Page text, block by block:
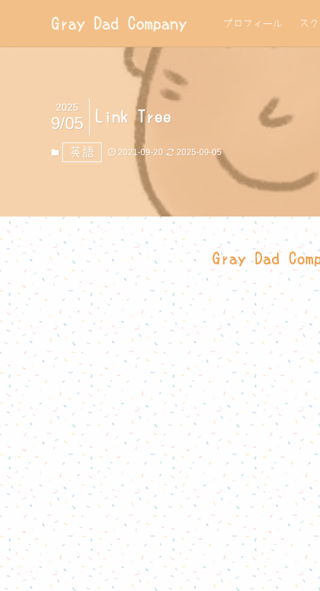
Gray Dad Company プロフィール ス
Link Tree
2025
9/05
英語 2021-09-20 2025-09-05
Gray Dad